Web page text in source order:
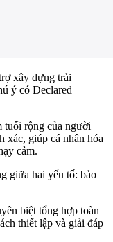
xây dựng trải
ý có Declared
tuổi rộng của người
xác, giúp cá nhân hóa
cảm.
giữa hai yếu tố: bảo
biệt tổng hợp toàn
thiết lập và giải đáp